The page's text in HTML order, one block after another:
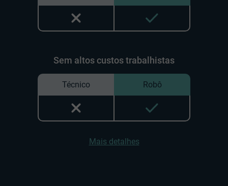
Sem altos custos trabalhistas
Técnico Robô
Mais detalhes